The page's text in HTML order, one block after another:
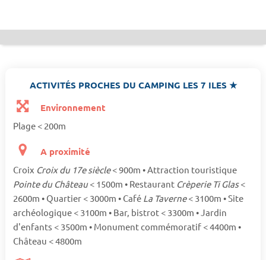
ACTIVITÉS PROCHES DU CAMPING LES 7 ILES ★
Environnement
Plage < 200m
A proximité
Croix Croix du 17e siècle< 900m • Attraction touristique
Pointe du Château< 1500m • Restaurant Crèperie Ti Glas<
2600m • Quartier < 3000m • Café La Taverne< 3100m • Site
archéologique < 3100m • Bar, bistrot < 3300m • Jardin
d'enfants < 3500m • Monument commémoratif < 4400m •
Château < 4800m